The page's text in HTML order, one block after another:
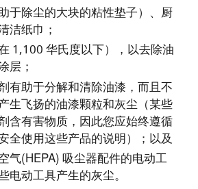
于除尘的大块的粘性垫子）、厨
洁纸巾；
1,100 华氏度以下），以去除油
层；
有助于分解和清除油漆，而且不
生飞扬的油漆颗粒和灰尘（某些
含有害物质，因此您应始终遵循
全使用这些产品的说明）；以及
气(HEPA) 吸尘器配件的电动工
电动工具产生的灰尘。